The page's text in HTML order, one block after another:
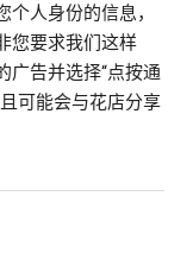
人身份的信息，
您要求我们这样
广告并选择“点按通
可能会与花店分享